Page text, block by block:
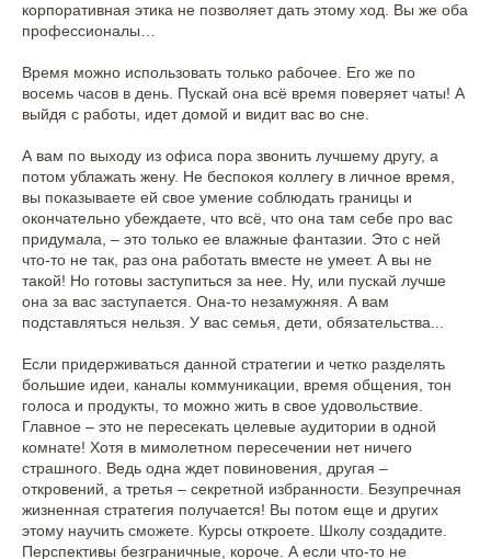
корпоративная этика не позволяет дать этому ход. Вы же оба
профессионалы…
Время можно использовать только рабочее. Его же по
восемь часов в день. Пускай она всё время поверяет чаты! А
выйдя с работы, идет домой и видит вас во сне.
А вам по выходу из офиса пора звонить лучшему другу, а
потом ублажать жену. Не беспокоя коллегу в личное время,
вы показываете ей свое умение соблюдать границы и
окончательно убеждаете, что всё, что она там себе про вас
придумала, – это только ее влажные фантазии. Это с ней
что-то не так, раз она работать вместе не умеет. А вы не
такой! Но готовы заступиться за нее. Ну, или пускай лучше
она за вас заступается. Она-то незамужняя. А вам
подставляться нельзя. У вас семья, дети, обязательства...
Если придерживаться данной стратегии и четко разделять
большие идеи, каналы коммуникации, время общения, тон
голоса и продукты, то можно жить в свое удовольствие.
Главное – это не пересекать целевые аудитории в одной
комнате! Хотя в мимолетном пересечении нет ничего
страшного. Ведь одна ждет повиновения, другая –
откровений, а третья – секретной избранности. Безупречная
жизненная стратегия получается! Вы потом еще и других
этому научить сможете. Курсы откроете. Школу создадите.
Перспективы безграничные, короче. А если что-то не